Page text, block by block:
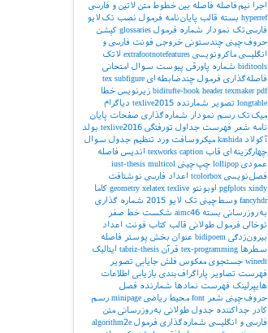
اجرا
نیم‌فاصله فاصله بین خطوط متن لاتین و فارسی
hyperref بسته قالب پایان‌نامه فرمول نصب تک‌لایو
فارسی‌تک نمودار شماره فرمول glossaries کپشن
حروف‌چینی چندستونی خروجی فونت فارسی و
انگلیسی ماکرونویسی extrafootnotefeatures لاتک
biditools شماره پاورقی پیوست‌ سوال امتحانی
فاصله‌گذاری فرمول چندضابطه‌ای tex subfigure
biditufte-book header texmaker pdf زیرنویس خطا
longtable تصویر شمارنده texlive2015 دیاگرام
میک‌تک رسم نمودار شماره‌گذاری صفحات پایان
نامه شعر فهرست جداول تورفتگی texlive2016 بولد
آکولاد kashida میکروسافت ورد تنظیم جدول سوال
چهارگزینه‌ای قاب texworks caption اندیس فاصله
عمودی lollipop چپ‌چینی iust-thesis multicol
فصل‌نویسی tcolorbox اعداد فارسی نوشتافت
pgfplots xindy اوبونتو geometry xelatex texlive
کاما
fancyhdr وسط‌چینی تک لایو 2015
شماره گذاری
به‌روزرسانی بسته aimc46 شکست خط صفر
توخالی فرمول طولانی قالب کتاب فونت اعداد
بیرون‌زدگی bidipoem عنوان بخش پوستر
فاصله
سطرها
tex-programming قرآن tabriz-thesis
ایتالیک
winedt جستجوی معکوس فلش جایابی تصویر
فهرست تصاویر
پاراگراف‌بندی بازیابی اطلاعات
هایپرلینک فهرست نمادها
شمارنده فصل
حروف‌چینی شعر font محیط ریاضی minipage رسم
کادر
جداکننده جدول طولانی به‌روزرسانی متن
فارسی و انگلیسی شماره‌گذاری فرمول algorithm2e